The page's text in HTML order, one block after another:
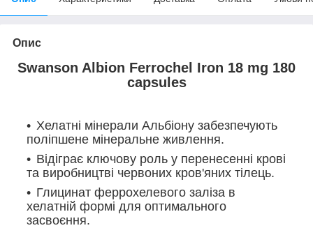
Опис
Swanson Albion Ferrochel Iron 18 mg 180
capsules
Хелатні мінерали Альбіону забезпечують
поліпшене мінеральне живлення.
Відіграє ключову роль у перенесенні крові
та виробництві червоних кров'яних тілець.
Глицинат феррохелевого заліза в
хелатній формі для оптимального
засвоєння.